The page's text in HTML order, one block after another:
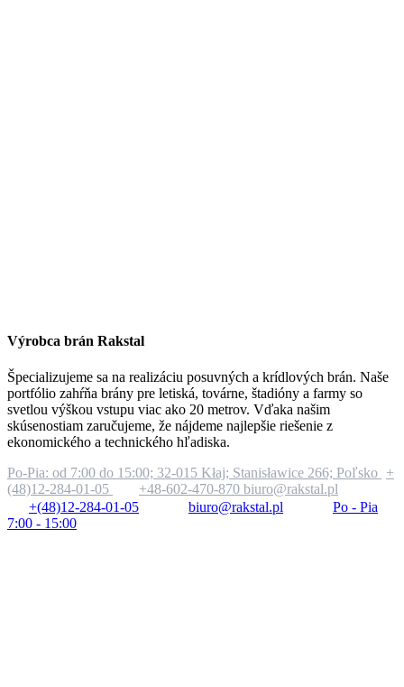
Výrobca brán Rakstal
Špecializujeme sa na realizáciu posuvných a krídlových brán. Naše
portfólio zahŕňa brány pre letiská, továrne, štadióny a farmy so
svetlou výškou vstupu viac ako 20 metrov. Vďaka našim
skúsenostiam zaručujeme, že nájdeme najlepšie riešenie z
ekonomického a technického hľadiska.
Po-Pia: od 7:00 do 15:00; 32-015 Kłaj; Stanisławice 266; Poľsko +
(48)12-284-01-05
+48-602-470-870 biuro@rakstal.pl
+(48)12-284-01-05
biuro@rakstal.pl
Po - Pia
7:00 - 15:00